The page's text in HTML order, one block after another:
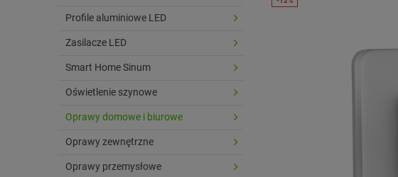
Profile aluminiowe LED
Zasilacze LED
Smart Home Sinum
Oświetlenie szynowe
Oprawy domowe i biurowe
Oprawy zewnętrzne
Oprawy przemysłowe